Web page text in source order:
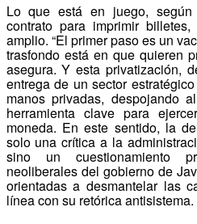
Lo que está en juego,
contrato para imprimir
amplio. “El primer paso es un
trasfondo está en que quieren
asegura. Y esta privatización,
entrega de un sector
manos privadas, despojando
herramienta clave para
moneda. En este sentido, la
solo una crítica a la
sino un cuestionamiento
neoliberales del gobierno de
orientadas a desmantelar las
línea con su retórica antisistema.